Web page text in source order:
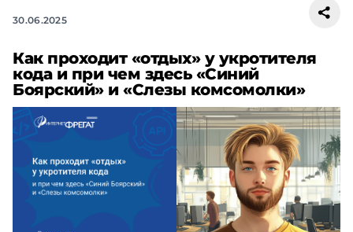
30.06.2025
Как проходит «отдых» у укротителя
кода и при чем здесь «Синий
Боярский» и «Слезы комсомолки»